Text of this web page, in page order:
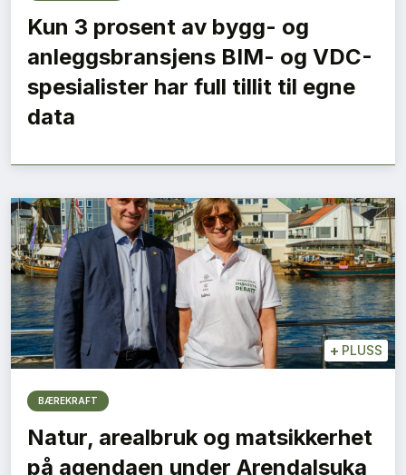
Kun 3 prosent av bygg- og
anleggsbransjens BIM- og VDC-
spesialister har full tillit til egne
data
+ PLUSS
BÆREKRAFT
Natur, arealbruk og matsikkerhet
på agendaen under Arendalsuka